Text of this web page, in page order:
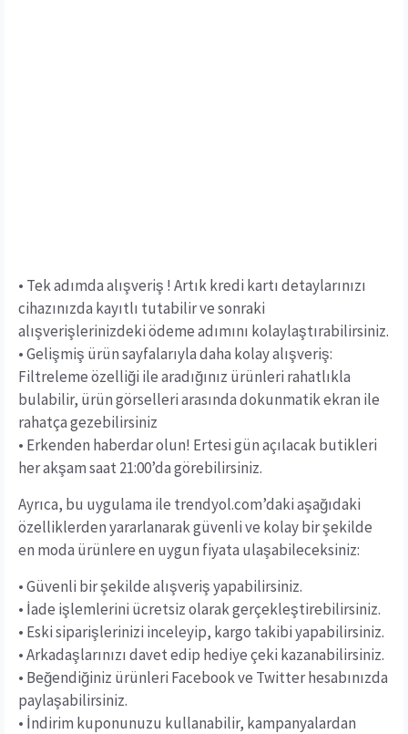
• Tek adımda alışveriş ! Artık kredi kartı detaylarınızı
cihazınızda kayıtlı tutabilir ve sonraki
alışverişlerinizdeki ödeme adımını kolaylaştırabilirsiniz.
• Gelişmiş ürün sayfalarıyla daha kolay alışveriş:
Filtreleme özelliği ile aradığınız ürünleri rahatlıkla
bulabilir, ürün görselleri arasında dokunmatik ekran ile
rahatça gezebilirsiniz
• Erkenden haberdar olun! Ertesi gün açılacak butikleri
her akşam saat 21:00’da görebilirsiniz.
Ayrıca, bu uygulama ile trendyol.com’daki aşağıdaki
özelliklerden yararlanarak güvenli ve kolay bir şekilde
en moda ürünlere en uygun fiyata ulaşabileceksiniz:
• Güvenli bir şekilde alışveriş yapabilirsiniz.
• İade işlemlerini ücretsiz olarak gerçekleştirebilirsiniz.
• Eski siparişlerinizi inceleyip, kargo takibi yapabilirsiniz.
• Arkadaşlarınızı davet edip hediye çeki kazanabilirsiniz.
• Beğendiğiniz ürünleri Facebook ve Twitter hesabınızda
paylaşabilirsiniz.
• İndirim kuponunuzu kullanabilir, kampanyalardan